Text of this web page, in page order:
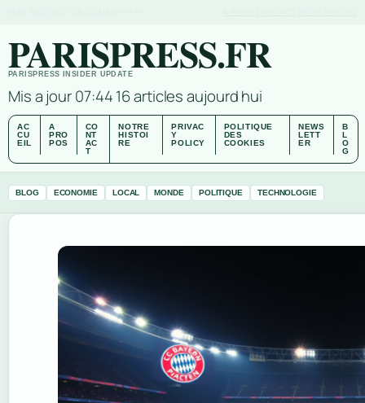
PARISPRESS.FR
PARISPRESS INSIDER UPDATE
Mis a jour 07:4416 articles aujourd hui
AC
CU
EIL
A
PRO
POS
CO
NT
AC
T
NOTRE
HISTOI
RE
PRIVAC
Y
POLICY
POLITIQUE
DES
COOKIES
NEWS
LETT
ER
B
L
O
G
BLOG ECONOMIE LOCAL MONDE POLITIQUE TECHNOLOGIE